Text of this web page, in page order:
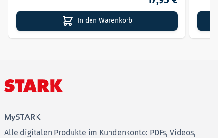
In den Warenkorb
MySTARK
Alle digitalen Produkte im Kundenkonto: PDFs, Videos,